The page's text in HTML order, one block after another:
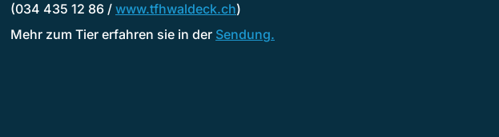
(034 435 12 86 / www.tfhwaldeck.ch)
Mehr zum Tier erfahren sie in der Sendung.